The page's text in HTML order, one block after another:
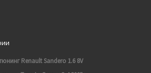
Renault Sandero 1.6 8V